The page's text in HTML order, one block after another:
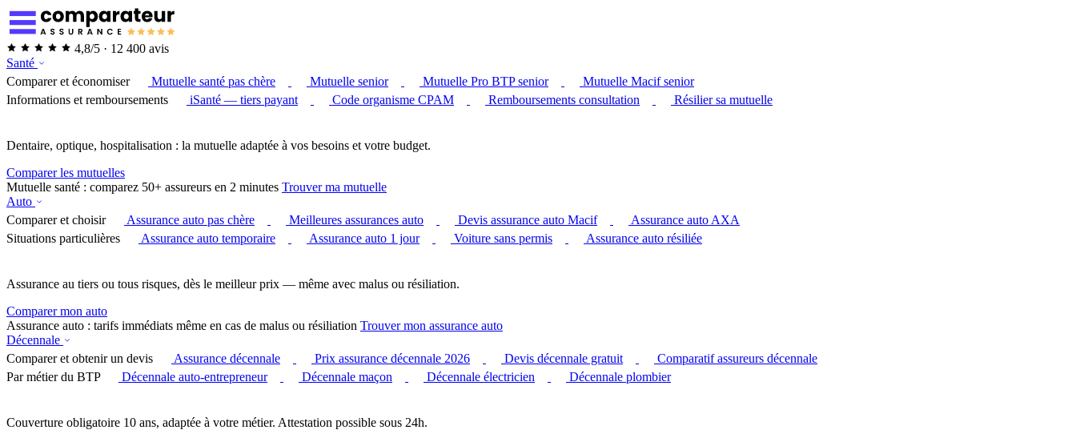
4,8/5 · 12 400 avis
Santé
Comparer et économiser
Mutuelle santé pas chère Mutuelle senior Mutuelle Pro BTP senior
Mutuelle Macif senior
Informations et remboursements
iSanté — tiers payant Code organisme CPAM Remboursements consultation Résilier sa mutuelle
Dentaire, optique, hospitalisation : la mutuelle adaptée à vos besoins et votre budget.
Comparer les mutuelles
Mutuelle santé : comparez 50+ assureurs en 2 minutes Trouver ma mutuelle
Auto
Comparer et choisir
Assurance auto pas chère Meilleures assurances auto Devis assurance auto Macif
Assurance auto AXA
Situations particulières
Assurance auto temporaire Assurance auto 1 jour Voiture sans permis Assurance auto résiliée
Assurance au tiers ou tous risques, dès le meilleur prix — même avec malus ou résiliation.
Comparer mon auto
Assurance auto : tarifs immédiats même en cas de malus ou résiliation Trouver mon assurance auto
Décennale
Comparer et obtenir un devis
Assurance décennale Prix assurance décennale 2026 Devis décennale gratuit
Comparatif assureurs décennale
Par métier du BTP
Décennale auto-entrepreneur Décennale maçon Décennale électricien Décennale plombier
Couverture obligatoire 10 ans, adaptée à votre métier. Attestation possible sous 24h.